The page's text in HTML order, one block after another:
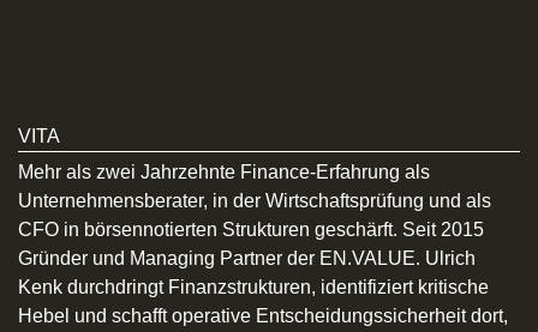
VITA
Mehr als zwei Jahrzehnte Finance-Erfahrung als
Unternehmensberater, in der Wirtschaftsprüfung und als
CFO in börsennotierten Strukturen geschärft. Seit 2015
Gründer und Managing Partner der EN.VALUE. Ulrich
Kenk durchdringt Finanzstrukturen, identifiziert kritische
Hebel und schafft operative Entscheidungssicherheit dort,